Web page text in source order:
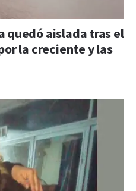
quedó aislada tras el
la creciente y las